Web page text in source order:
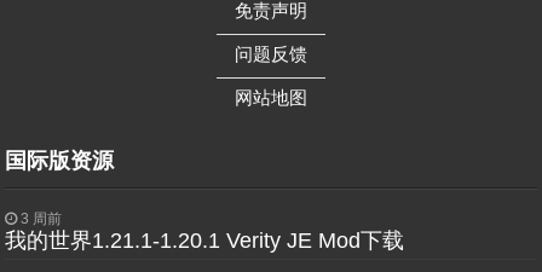
免责声明
——————
问题反馈
——————
网站地图
国际版资源
3 周前
我的世界1.21.1-1.20.1 Verity JE Mod下载